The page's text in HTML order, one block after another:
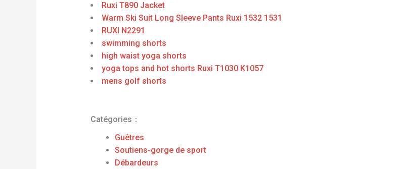
Ruxi T890 Jacket
Warm Ski Suit Long Sleeve Pants Ruxi 1532 1531
RUXI N2291
swimming shorts
high waist yoga shorts
yoga tops and hot shorts Ruxi T1030 K1057
mens golf shorts
Catégories：
Guêtres
Soutiens-gorge de sport
Débardeurs